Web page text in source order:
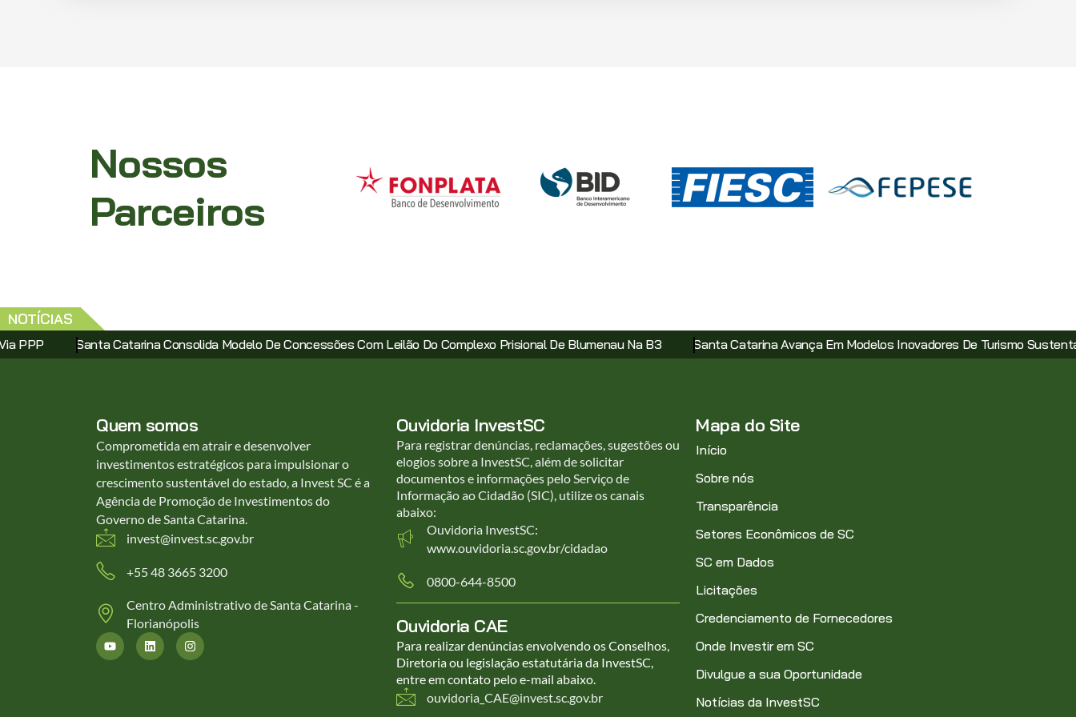
Nossos
Parceiros
NOTÍCIAS
Consolida Modelo De Concessões Com Leilão Do Complexo Prisional De Blumenau Na B3 Santa Catarina Avança Em Modelos Inovadores De Turismo Sustentável Com
Quem somos
Comprometida em atrair e desenvolver
investimentos estratégicos para impulsionar o
crescimento sustentável do estado, a Invest SC é a
Agência de Promoção de Investimentos do
Governo de Santa Catarina.
invest@invest.sc.gov.br
+55 48 3665 3200
Centro Administrativo de Santa Catarina -
Florianópolis
Ouvidoria InvestSC
Para registrar denúncias, reclamações, sugestões ou
elogios sobre a InvestSC, além de solicitar
documentos e informações pelo Serviço de
Informação ao Cidadão (SIC), utilize os canais
abaixo:
Ouvidoria InvestSC:
www.ouvidoria.sc.gov.br/cidadao
0800-644-8500
Ouvidoria CAE
Para realizar denúncias envolvendo os Conselhos,
Diretoria ou legislação estatutária da InvestSC,
entre em contato pelo e-mail abaixo.
ouvidoria_CAE@invest.sc.gov.br
Mapa do Site
Início
Sobre nós
Transparência
Setores Econômicos de SC
SC em Dados
Licitações
Credenciamento de Fornecedores
Onde Investir em SC
Divulgue a sua Oportunidade
Notícias da InvestSC